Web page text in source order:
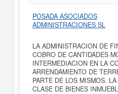
POSADA ASOCIADOS
ADMINISTRACIONES SL
LA ADMINISTRACION DE
COBRO DE CANTIDADES
INTERMEDIACION EN LA
ARRENDAMIENTO DE
PARTE DE LOS MISMOS.
CLASE DE BIENES INMUEBL